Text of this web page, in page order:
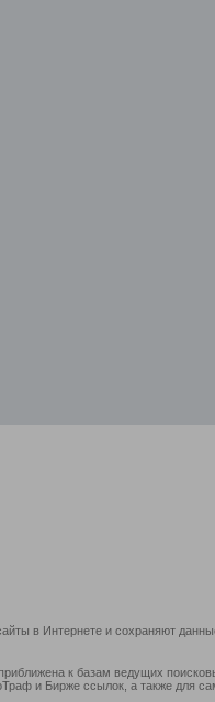
в Интернете и сохраняют
к базам ведущих
и Бирже ссылок, а также для